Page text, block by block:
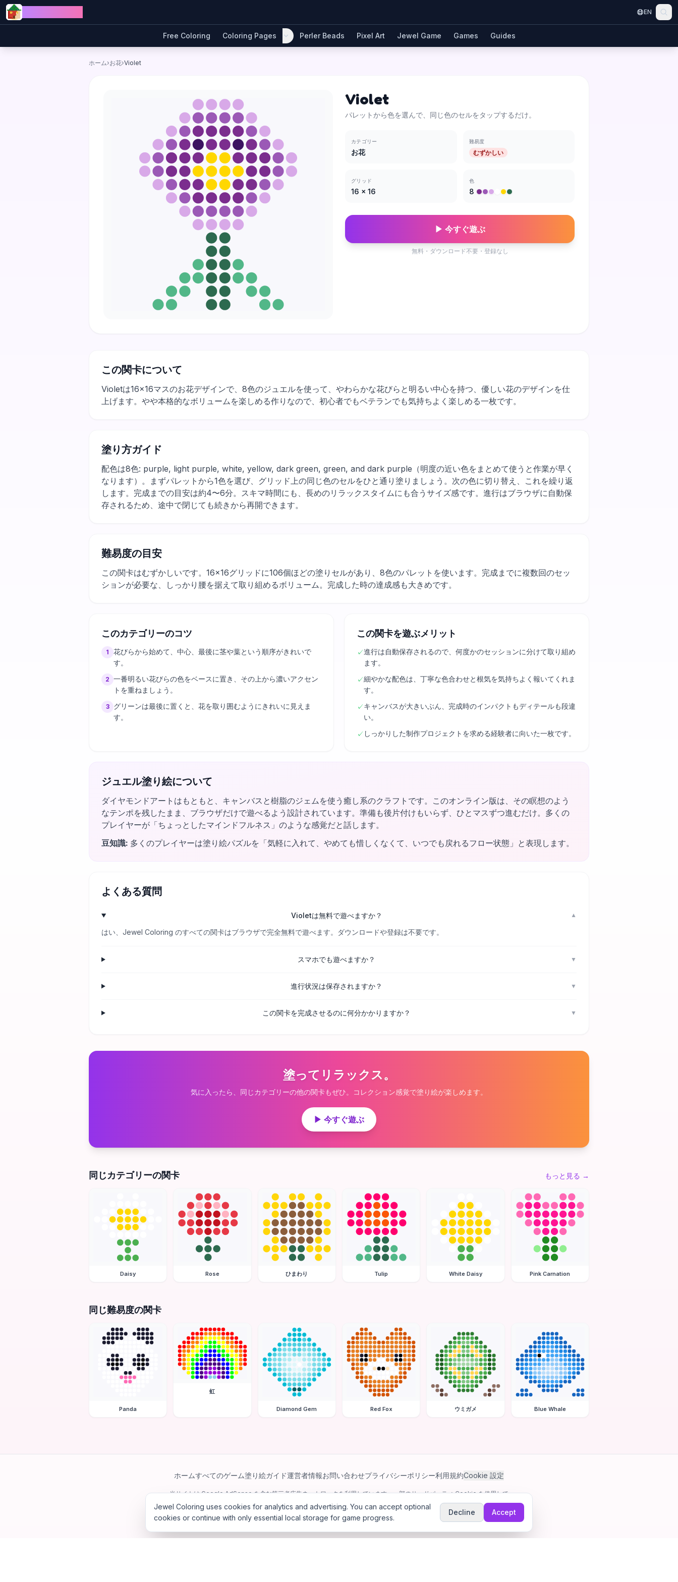
Skip to content
EN
Free Coloring Coloring Pages Perler Beads Pixel Art Jewel Game Games Guides
ホーム›お花›Violet
Violet
パレットから色を選んで、同じ色のセルをタップするだけ。
カテゴリー
お花
難易度
むずかしい
グリッド
16 × 16
色
8
▶ 今すぐ遊ぶ
無料・ダウンロード不要・登録なし
この関卡について
Violetは16×16マスのお花デザインで、8色のジュエルを使って、やわらかな花びらと明るい中心を持つ、優しい花のデザインを仕
上げます。やや本格的なボリュームを楽しめる作りなので、初心者でもベテランでも気持ちよく楽しめる一枚です。
塗り方ガイド
配色は8色: purple, light purple, white, yellow, dark green, green, and dark purple（明度の近い色をまとめて使うと作業が早く
なります）。まずパレットから1色を選び、グリッド上の同じ色のセルをひと通り塗りましょう。次の色に切り替え、これを繰り返
します。完成までの目安は約4〜6分。スキマ時間にも、長めのリラックスタイムにも合うサイズ感です。進行はブラウザに自動保
存されるため、途中で閉じても続きから再開できます。
難易度の目安
この関卡はむずかしいです。16×16グリッドに106個ほどの塗りセルがあり、8色のパレットを使います。完成までに複数回のセッ
ションが必要な、しっかり腰を据えて取り組めるボリューム。完成した時の達成感も大きめです。
このカテゴリーのコツ
1
花びらから始めて、中心、最後に茎や葉という順序がきれいで
す。
2 一番明るい花びらの色をベースに置き、その上から濃いアクセン
トを重ねましょう。
3
グリーンは最後に置くと、花を取り囲むようにきれいに見えま
す。
この関卡を遊ぶメリット
✓進行は自動保存されるので、何度かのセッションに分けて取り組め
ます。
✓細やかな配色は、丁寧な色合わせと根気を気持ちよく報いてくれま
す。
✓キャンバスが大きいぶん、完成時のインパクトもディテールも段違
い。
✓ しっかりした制作プロジェクトを求める経験者に向いた一枚です。
ジュエル塗り絵について
ダイヤモンドアートはもともと、キャンバスと樹脂のジェムを使う癒し系のクラフトです。このオンライン版は、その瞑想のよう
なテンポを残したまま、ブラウザだけで遊べるよう設計されています。準備も後片付けもいらず、ひとマスずつ進むだけ。多くの
プレイヤーが「ちょっとしたマインドフルネス」のような感覚だと話します。
豆知識: 多くのプレイヤーは塗り絵パズルを「気軽に入れて、やめても惜しくなくて、いつでも戻れるフロー状態」と表現します。
よくある質問
Violetは無料で遊べますか？ ▼
はい、Jewel Coloring のすべての関卡はブラウザで完全無料で遊べます。ダウンロードや登録は不要です。
スマホでも遊べますか？ ▼
進行状況は保存されますか？ ▼
この関卡を完成させるのに何分かかりますか？ ▼
塗ってリラックス。
気に入ったら、同じカテゴリーの他の関卡もぜひ。コレクション感覚で塗り絵が楽しめます。
▶ 今すぐ遊ぶ
同じカテゴリーの関卡 もっと見る →
Daisy Rose ひまわり Tulip White Daisy Pink Carnation
同じ難易度の関卡
Panda
虹
Diamond Gem Red Fox ウミガメ Blue Whale
ホームすべてのゲーム塗り絵ガイド運営者情報お問い合わせプライバシーポリシー利用規約Cookie 設定
当サイトは Google AdSense を含む第三者広告ネットワークを利用しています。一部のサードパーティ Cookie を使用して
パーソナライズ広告を配信する場合があります。
©2026 Jewel Coloring— 無料のオンラインダイヤモンドアート＆ビーズアート塗り絵ゲーム。
Jewel Coloring uses cookies for analytics and advertising. You can accept optional
cookies or continue with only essential local storage for game progress.
Decline Accept